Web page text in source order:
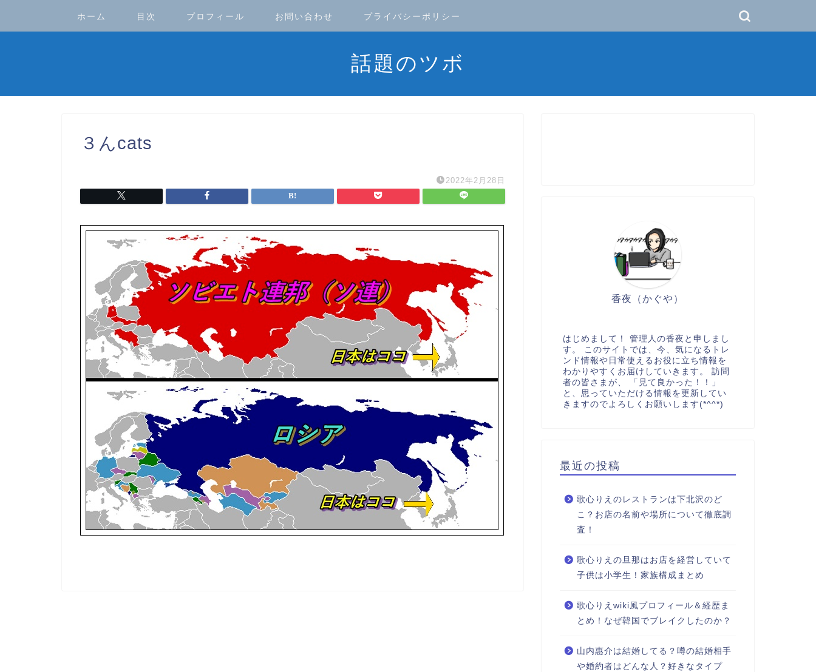
ホーム 目次 プロフィール お問い合わせ プライバシーポリシー
話題のツボ
３んcats
2022年2月28日
香夜（かぐや）
はじめまして！ 管理人の香夜と申しまし
す。 このサイトでは、今、気になるトレ
ンド情報や日常使えるお役に立ち情報を
わかりやすくお届けしていきます。 訪問
者の皆さまが、 「見て良かった！！」
と、思っていただける情報を更新してい
きますのでよろしくお願いします(*^^*)
最近の投稿
歌心りえのレストランは下北沢のど
こ？お店の名前や場所について徹底調
査！
歌心りえの旦那はお店を経営していて
子供は小学生！家族構成まとめ
歌心りえwiki風プロフィール＆経歴ま
とめ！なぜ韓国でブレイクしたのか？
山内惠介は結婚してる？噂の結婚相手
や婚約者はどんな人？好きなタイプ